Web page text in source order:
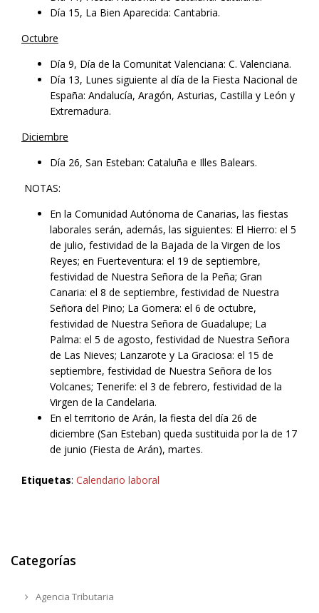
Día 15, La Bien Aparecida: Cantabria.
Octubre
Día 9, Día de la Comunitat Valenciana: C. Valenciana.
Día 13, Lunes siguiente al día de la Fiesta Nacional de
España: Andalucía, Aragón, Asturias, Castilla y León y
Extremadura.
Diciembre
Día 26, San Esteban: Cataluña e Illes Balears.
NOTAS:
En la Comunidad Autónoma de Canarias, las fiestas
laborales serán, además, las siguientes: El Hierro: el 5
de julio, festividad de la Bajada de la Virgen de los
Reyes; en Fuerteventura: el 19 de septiembre,
festividad de Nuestra Señora de la Peña; Gran
Canaria: el 8 de septiembre, festividad de Nuestra
Señora del Pino; La Gomera: el 6 de octubre,
festividad de Nuestra Señora de Guadalupe; La
Palma: el 5 de agosto, festividad de Nuestra Señora
de Las Nieves; Lanzarote y La Graciosa: el 15 de
septiembre, festividad de Nuestra Señora de los
Volcanes; Tenerife: el 3 de febrero, festividad de la
Virgen de la Candelaria.
En el territorio de Arán, la fiesta del día 26 de
diciembre (San Esteban) queda sustituida por la de 17
de junio (Fiesta de Arán), martes.
Etiquetas: Calendario laboral
Categorías
Agencia Tributaria